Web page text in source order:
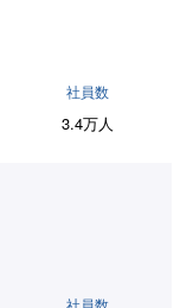
社員数
3.4万人